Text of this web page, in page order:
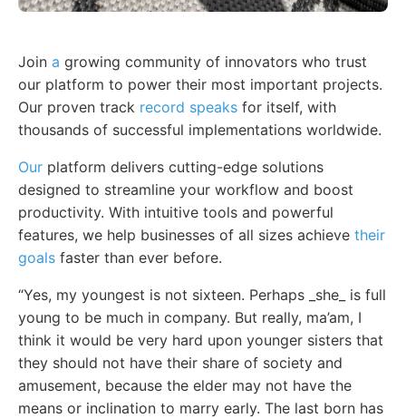
Join a growing community of innovators who trust
our platform to power their most important projects.
Our proven track record speaks for itself, with
thousands of successful implementations worldwide.
Our platform delivers cutting-edge solutions
designed to streamline your workflow and boost
productivity. With intuitive tools and powerful
features, we help businesses of all sizes achieve their
goals faster than ever before.
“Yes, my youngest is not sixteen. Perhaps _she_ is full
young to be much in company. But really, ma’am, I
think it would be very hard upon younger sisters that
they should not have their share of society and
amusement, because the elder may not have the
means or inclination to marry early. The last born has